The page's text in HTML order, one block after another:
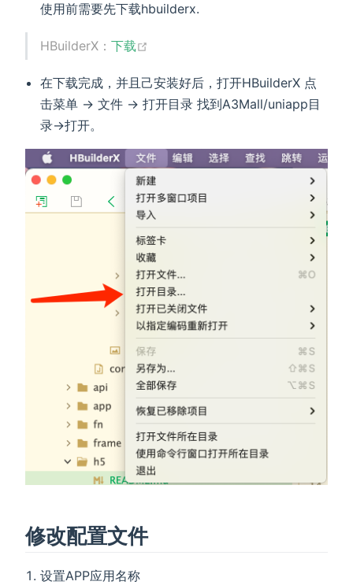
使用前需要先下载hbuilderx.
HBuilderX：下载
在下载完成，并且己安装好后，打开HBuilderX 点
击菜单 -> 文件 -> 打开目录 找到A3Mall/uniapp目
录->打开。
修改配置文件
设置APP应用名称